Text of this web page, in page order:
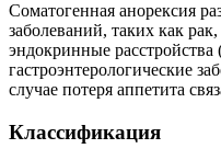
Соматогенная анорексия
заболеваний, таких как
эндокринные
гастроэнтерологические
случае потеря аппетита
Классификация